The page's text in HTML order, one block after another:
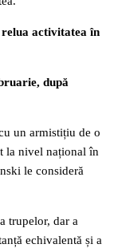
activitatea în
după
un armistițiu de o
la nivel național în
le consideră
trupelor, dar a
echivalentă și a